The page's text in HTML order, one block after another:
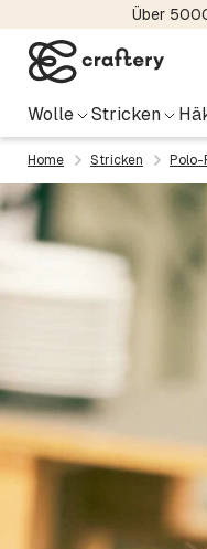
Über
Wolle Stricken
Home Stricken Polo-